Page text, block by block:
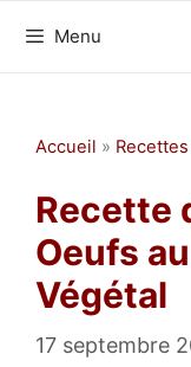
Menu
Accueil »
Recette
Oeufs
Végétal
17 septembre